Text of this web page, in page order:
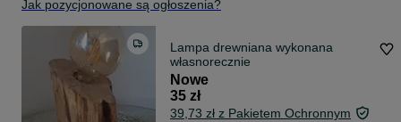
Jak pozycjonowane są ogłoszenia?
Lampa drewniana wykonana
własnorecznie
Nowe
35 zł
39,73 zł z Pakietem Ochronnym